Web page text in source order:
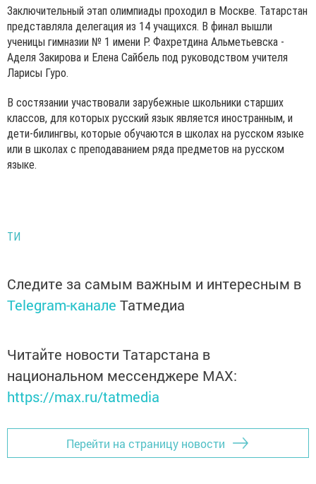
Заключительный этап олимпиады проходил в Москве. Татарстан
представляла делегация из 14 учащихся. В финал вышли
ученицы гимназии № 1 имени Р. Фахретдина Альметьевска -
Аделя Закирова и Елена Сайбель под руководством учителя
Ларисы Гуро.
В состязании участвовали зарубежные школьники старших
классов, для которых русский язык является иностранным, и
дети-билингвы, которые обучаются в школах на русском языке
или в школах с преподаванием ряда предметов на русском
языке.
ТИ
Следите за самым важным и интересным в
Telegram-канале Татмедиа
Читайте новости Татарстана в
национальном мессенджере MАХ:
https://max.ru/tatmedia
Перейти на страницу новости